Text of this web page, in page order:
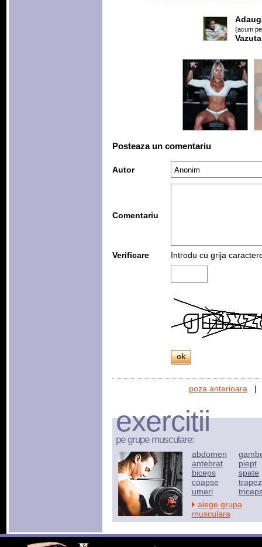
(acum
Vazuta
Posteaza un comentariu
Autor
Comentariu
Verificare Introdu cu grija
poza anterioara
exercitii
pe grupe musculare:
abdomen
antebrat
biceps
coapse
umeri
piept
spate
trapez
alege grupa
musculara